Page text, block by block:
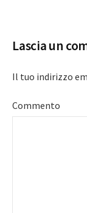
Lascia un
Il tuo indirizzo
Commento